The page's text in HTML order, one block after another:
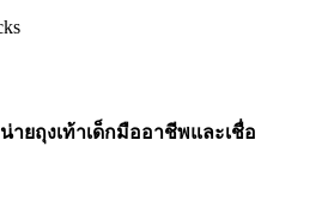
ายถุงเท้าเด็กมืออาชีพและเชื่อ